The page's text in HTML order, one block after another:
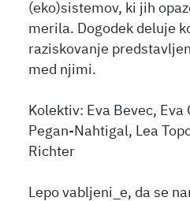
(eko)sistemov, ki jih
merila. Dogodek deluje
raziskovanje
med njimi.
Kolektiv: Eva Bevec, Eva
Pegan-Nahtigal, Lea
Richter
Lepo vabljeni_e, da se